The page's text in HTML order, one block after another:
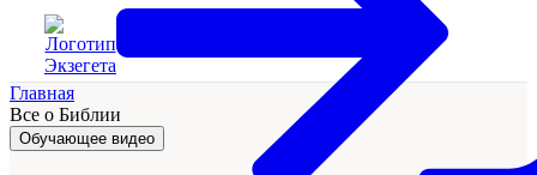
Главная
Все о Библии
Обучающее видео